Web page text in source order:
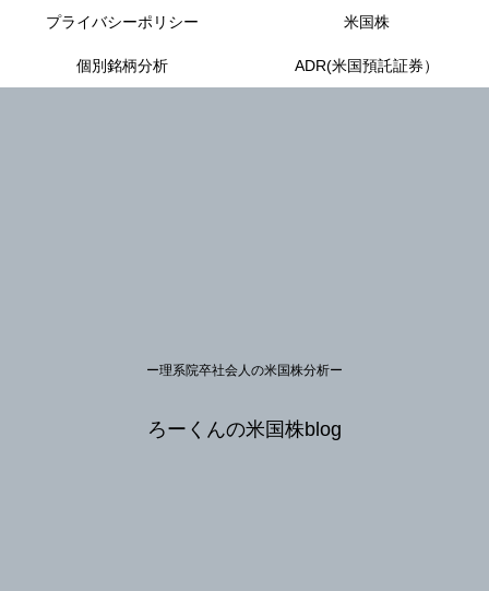
ー理系院卒社会人の米国株分析ー
ろーくんの米国株blog
プライバシーポリシー 米国株
個別銘柄分析 ADR(米国預託証券）